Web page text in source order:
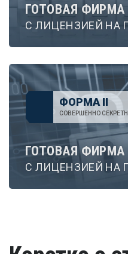
ГОТОВАЯ ФИРМА
С ЛИЦЕНЗИЕЙ НА
ФОРМА II
СОВЕРШЕННО
ГОТОВАЯ
С ЛИЦЕНЗИЕЙ НА